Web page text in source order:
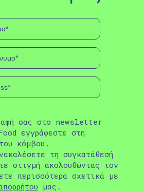
σας στο newsletter
εγγράφεστε στη
κόμβου.
τη συγκατάθεσή
στιγμή ακολουθώντας τον
περισσότερα σχετικά με
μας.